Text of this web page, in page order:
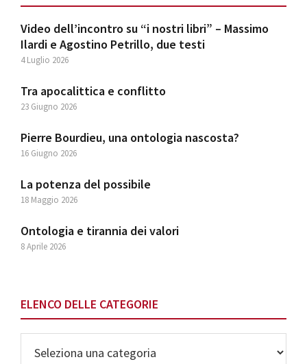
Video dell’incontro su “i nostri libri” – Massimo
Ilardi e Agostino Petrillo, due testi
4 Luglio 2026
Tra apocalittica e conflitto
23 Giugno 2026
Pierre Bourdieu, una ontologia nascosta?
16 Giugno 2026
La potenza del possibile
18 Maggio 2026
Ontologia e tirannia dei valori
8 Aprile 2026
ELENCO DELLE CATEGORIE
delle